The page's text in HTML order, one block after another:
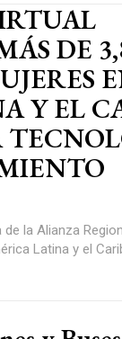
DE
Y EL
la Alianza
Latina y el